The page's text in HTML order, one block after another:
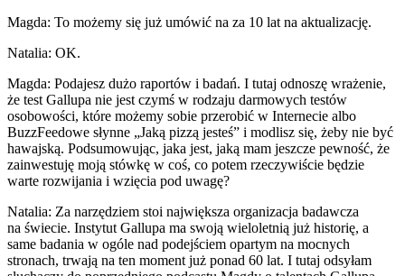
Magda: To możemy się już umówić na za 10 lat na aktualizację.
Natalia: OK.
Magda: Podajesz dużo raportów i badań. I tutaj odnoszę wrażenie,
że test Gallupa nie jest czymś w rodzaju darmowych testów
osobowości, które możemy sobie przerobić w Internecie albo
BuzzFeedowe słynne „Jaką pizzą jesteś” i modlisz się, żeby nie być
hawajską. Podsumowując, jaka jest, jaką mam jeszcze pewność, że
zainwestuję moją stówkę w coś, co potem rzeczywiście będzie
warte rozwijania i wzięcia pod uwagę?
Natalia: Za narzędziem stoi największa organizacja badawcza
na świecie. Instytut Gallupa ma swoją wieloletnią już historię, a
same badania w ogóle nad podejściem opartym na mocnych
stronach, trwają na ten moment już ponad 60 lat. I tutaj odsyłam